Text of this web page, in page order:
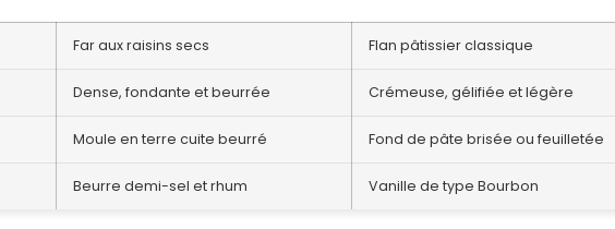
Far aux raisins secs Flan pâtissier classique
Dense, fondante et beurrée Crémeuse, gélifiée et légère
Moule en terre cuite beurré Fond de pâte brisée ou feuilletée
Beurre demi-sel et rhum Vanille de type Bourbon